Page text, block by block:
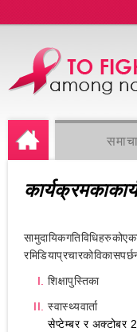
शिक्षापुस्तिका
स्वास्थ्यवार्ता
सेप्टेम्बर र अक्टोबर